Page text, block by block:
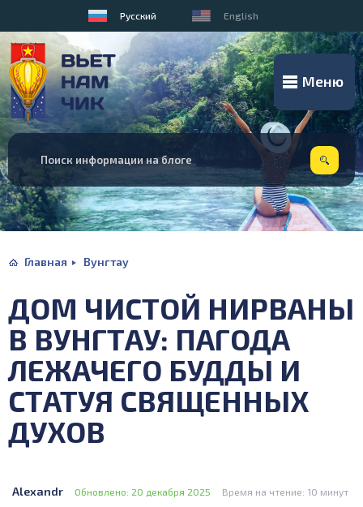
Русский English
Меню
Главная Вунгтау
ДОМ ЧИСТОЙ НИРВАНЫ
В ВУНГТАУ: ПАГОДА
ЛЕЖАЧЕГО БУДДЫ И
СТАТУЯ СВЯЩЕННЫХ
ДУХОВ
Alexandr Обновлено: 20 декабря 2025 Время на чтение: 10 минут